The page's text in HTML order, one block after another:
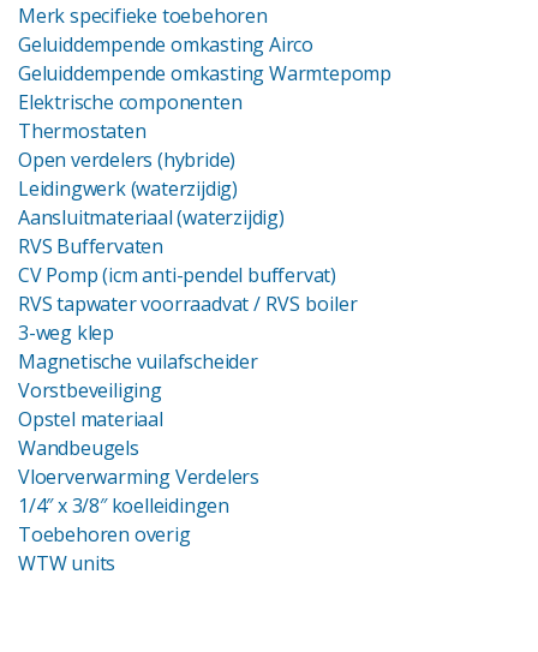
Merk specifieke toebehoren
Geluiddempende omkasting Airco
Geluiddempende omkasting Warmtepomp
Elektrische componenten
Thermostaten
Open verdelers (hybride)
Leidingwerk (waterzijdig)
Aansluitmateriaal (waterzijdig)
RVS Buffervaten
CV Pomp (icm anti-pendel buffervat)
RVS tapwater voorraadvat/ RVS boiler
3-weg klep
Magnetische vuilafscheider
Vorstbeveiliging
Opstel materiaal
Wandbeugels
Vloerverwarming Verdelers
1/4″ x 3/8″ koelleidingen
Toebehoren overig
WTW units